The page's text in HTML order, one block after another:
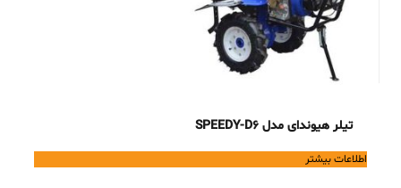
تیلر هیوندای مدل SPEEDY-D6
اطلاعات بیشتر